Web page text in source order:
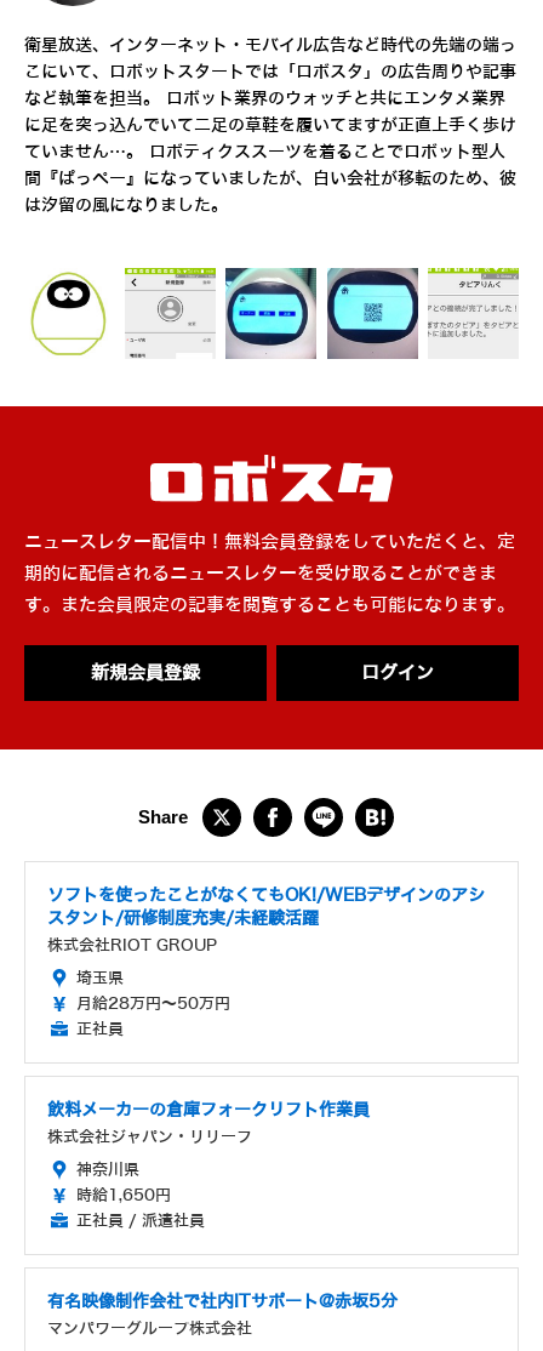
衛星放送、インターネット・モバイル広告など時代の先端の端っ
こにいて、ロボットスタートでは「ロボスタ」の広告周りや記事
など執筆を担当。 ロボット業界のウォッチと共にエンタメ業界
に足を突っ込んでいて二足の草鞋を履いてますが正直上手く歩け
ていません…。 ロボティクススーツを着ることでロボット型人
間『ぱっぺー』になっていましたが、白い会社が移転のため、彼
は汐留の風になりました。
ニュースレター配信中！無料会員登録をしていただくと、定
期的に配信されるニュースレターを受け取ることができま
す。また会員限定の記事を閲覧することも可能になります。
新規会員登録 ログイン
ソフトを使ったことがなくてもOK!/WEBデザインのアシ
スタント/研修制度充実/未経験活躍
株式会社RIOT GROUP
埼玉県
月給28万円～50万円
正社員
飲料メーカーの倉庫フォークリフト作業員
株式会社ジャパン・リリーフ
神奈川県
時給1,650円
正社員 / 派遣社員
有名映像制作会社で社内ITサポート@赤坂5分
マンパワーグループ株式会社